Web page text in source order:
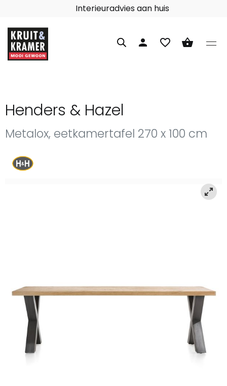
Interieuradvies aan huis
person favorite_border shopping_basket
Henders & Hazel
Metalox, eetkamertafel 270 x 100 cm